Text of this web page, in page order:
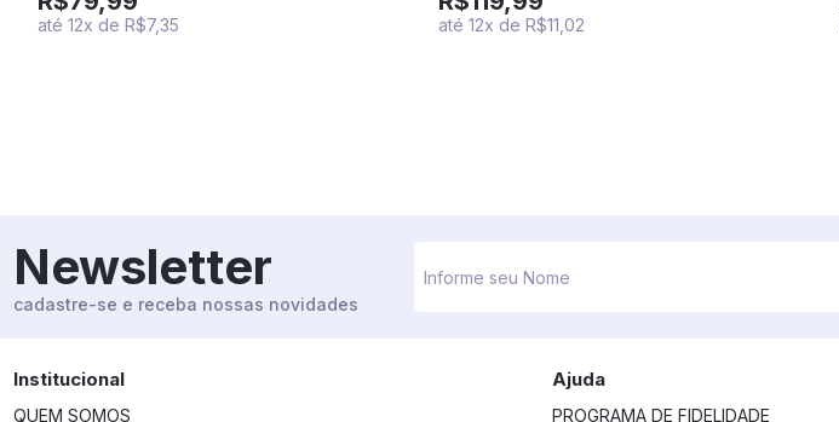
até 12x de R$7,35 até 12x de R$11,02
Newsletter
cadastre-se e receba nossas novidades
Institucional
QUEM SOMOS
Ajuda
PROGRAMA DE FIDELIDADE